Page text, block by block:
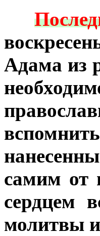
Адама из
самим от
сердцем
молитвы